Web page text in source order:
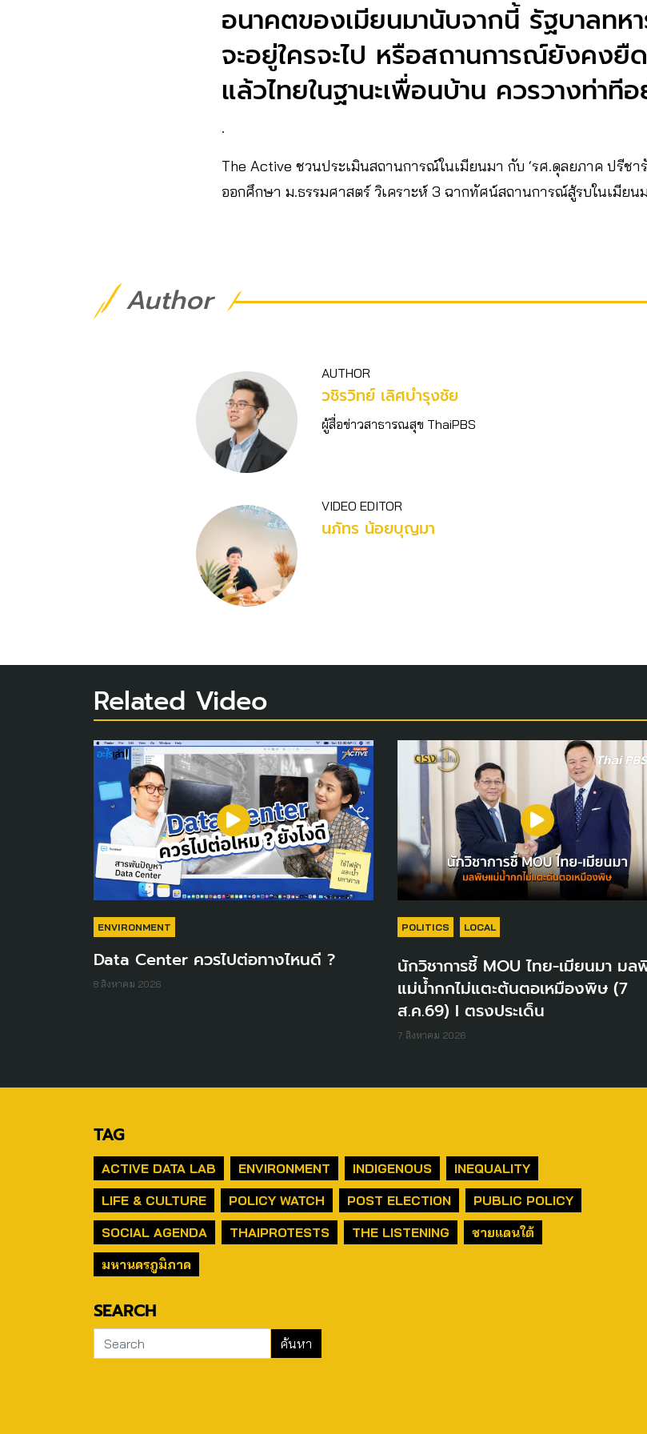
อนาคตของเมียนมานับจากนี้ รัฐบาลทห
จะอยู่ใครจะไป หรือสถานการณ์ยังคงยื
แล้วไทยในฐานะเพื่อนบ้าน ควรวางท่าทีอ
.
The Active ชวนประเมินสถานการณ์ในเมียนมา กับ ‘รศ.ดุลยภาค ปรีชา
ออกศึกษา ม.ธรรมศาสตร์ วิเคราะห์ 3 ฉากทัศน์สถานการณ์สู้รบในเมียน
Author
AUTHOR
วชิร​วิทย์​ เลิศบำรุงชัย
ผู้สื่อข่าวสาธารณสุข ThaiPBS
VIDEO EDITOR
นภัทร น้อยบุญมา
Related Video
ENVIRONMENT
Data Center ควรไปต่อทางไหนดี ?
8 สิงหาคม 2026
POLITICS LOCAL
นักวิชาการชี้ MOU ไทย-เมียนมา มล
แม่น้ำกกไม่แตะต้นตอเหมืองพิษ (7
ส.ค.69) I ตรงประเด็น
7 สิงหาคม 2026
TAG
ACTIVE DATA LAB ENVIRONMENT INDIGENOUS
INEQUALITY
LIFE & CULTURE
POLICY WATCH POST ELECTION
PUBLIC POLICY
SOCIAL AGENDA
THAIPROTESTS THE LISTENING
ชายแดนใต้
มหานครภูมิภาค
SEARCH